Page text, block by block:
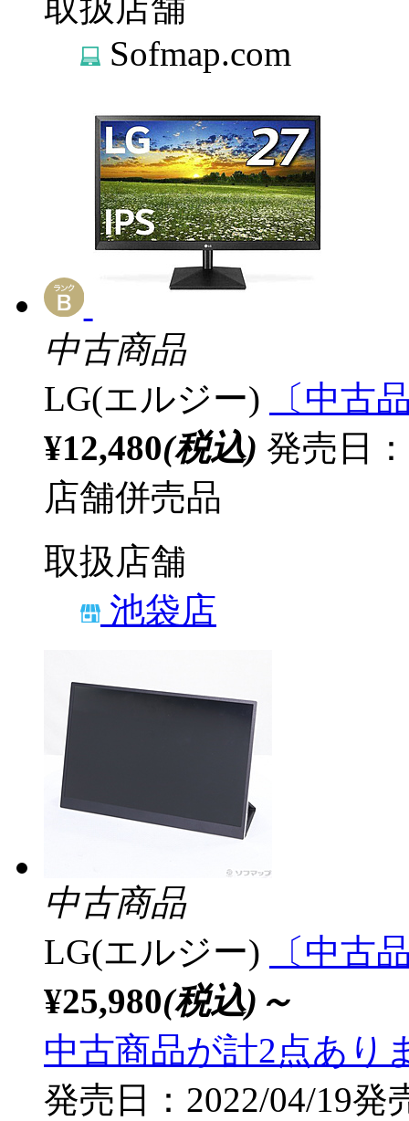
取扱店舗
Sofmap.com
中古商品
LG(エルジー)
〔中古
¥12,480(税込) 発売日
店舗併売品
取扱店舗
池袋店
中古商品
LG(エルジー)
〔中古
¥25,980(税込)～
中古商品が計2点あり
発売日：2022/04/19発